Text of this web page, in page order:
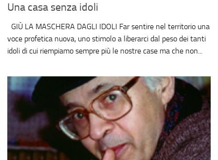
Una casa senza idoli
GIÙ LA MASCHERA DAGLI IDOLI Far sentire nel territorio una
voce profetica nuova, uno stimolo a liberarci dal peso dei tanti
idoli di cui riempiamo sempre più le nostre case ma che non...